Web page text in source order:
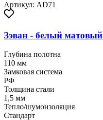
Артикул: AD71
Зэван - белый матовый
Глубина полотна
110 мм
Замковая система
РФ
Толщина стали
1,5 мм
Тепло/шумоизоляция
Стандарт